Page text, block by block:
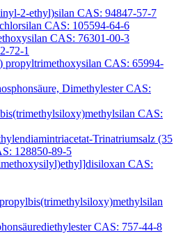
2-ethyl)silan CAS: 94847-57-7
CAS: 105594-64-6
CAS: 76301-00-3
72-1
propyltrimethoxysilan CAS: 65994-
Dimethylester CAS:
CAS:
Trinatriumsalz (35
128850-89-5
CAS:
CAS: 757-44-8